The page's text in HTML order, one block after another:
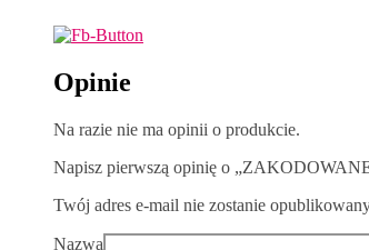
Opinie
Na razie nie ma opinii o produkcie.
Napisz pierwszą opinię o
Twój adres e-mail nie zostanie
Nazwa